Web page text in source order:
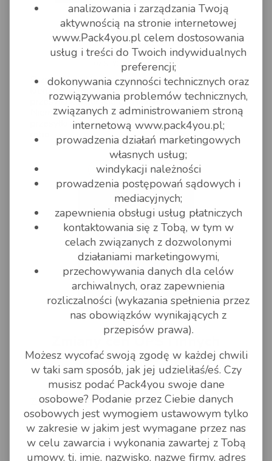
pack4you
Przesyłki do Niemiec.
07 STYCZEŃ 2020 - 13:41
Przesyłki do Niemiec to najbardziej popularny
kierunek w logistyce. Packyou może zrealizować
przesyłki kuerierskie do Niemiec, listy lotnicze do
Niemiec (a realizacja to 1 dzień roboczy) oraz
przesyłki paletowe do Niemiec (realizacja 2 dni
czytaj dalej
pack4you
Zmiany cen UPS i innych
kurierów.
07 STYCZEŃ 2020 - 11:30
Z nowym rokiem przychodzą niestety nowe ceny
na transport przesyłek. Zapraszam do
kalkulowania cen: https://www.pack4you.pl/ ____
Pack4You Wiemy, że to nie tylko przesyłki
analizowania i zarządzania Twoją
aktywnością na stronie internetowej
www.Pack4you.pl celem dostosowania
usług i treści do Twoich indywidualnych
preferencji;
dokonywania czynności technicznych oraz
rozwiązywania problemów technicznych,
związanych z administrowaniem stroną
internetową www.pack4you.pl;
prowadzenia działań marketingowych
własnych usług;
windykacji należności
prowadzenia postępowań sądowych i
mediacyjnych;
zapewnienia obsługi usług płatniczych
kontaktowania się z Tobą, w tym w
celach związanych z dozwolonymi
działaniami marketingowymi,
przechowywania danych dla celów
archiwalnych, oraz zapewnienia
rozliczalności (wykazania spełnienia przez
nas obowiązków wynikających z
przepisów prawa).
Możesz wycofać swoją zgodę w każdej chwili
w taki sam sposób, jak jej udzieliłaś/eś. Czy
musisz podać Pack4you swoje dane
osobowe? Podanie przez Ciebie danych
osobowych jest wymogiem ustawowym tylko
w zakresie w jakim jest wymagane przez nas
w celu zawarcia i wykonania zawartej z Tobą
umowy, tj. imię, nazwisko, nazwę firmy, adres